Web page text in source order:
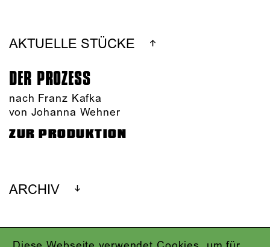
AKTUELLE STÜCKE
DER PROZESS
nach Franz Kafka
von Johanna Wehner
ZUR PRODUKTION
ARCHIV